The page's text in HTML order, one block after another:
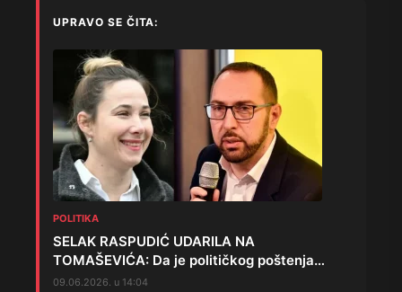
UPRAVO SE ČITA:
POLITIKA
SELAK RASPUDIĆ UDARILA NA
TOMAŠEVIĆA: Da je političkog poštenja…
09.06.2026. u 14:04